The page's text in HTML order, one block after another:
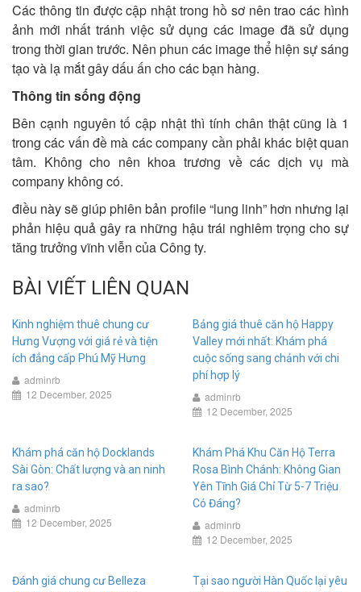
Các thông tin được cập nhật trong hồ sơ nên trao các hình
ảnh mới nhất tránh việc sử dụng các image đã sử dụng
trong thời gian trước. Nên phun các image thể hiện sự sáng
tạo và lạ mắt gây dấu ấn cho các bạn hàng.
Thông tin sống động
Bên cạnh nguyên tố cập nhật thì tính chân thật cũng là 1
trong các vấn đề mà các company cần phải khác biệt quan
tâm. Không cho nên khoa trương về các dịch vụ mà
company không có.
điều này sẽ giúp phiên bản profile “lung linh” hơn nhưng lại
phản hiệu quả gây ra những hậu trái nghiêm trọng cho sự
tăng trưởng vĩnh viễn của Công ty.
BÀI VIẾT LIÊN QUAN
Kinh nghiệm thuê chung cư
Hưng Vượng với giá rẻ và tiện
ích đẳng cấp Phú Mỹ Hưng
adminrb
12 December, 2025
Bảng giá thuê căn hộ Happy
Valley mới nhất: Khám phá
cuộc sống sang chảnh với chi
phí hợp lý
adminrb
12 December, 2025
Khám phá căn hộ Docklands
Sài Gòn: Chất lượng và an ninh
ra sao?
adminrb
12 December, 2025
Khám Phá Khu Căn Hộ Terra
Rosa Bình Chánh: Không Gian
Yên Tĩnh Giá Chỉ Từ 5-7 Triệu
Có Đáng?
adminrb
12 December, 2025
Đánh giá chung cư Belleza
Tại sao người Hàn Quốc lại yêu